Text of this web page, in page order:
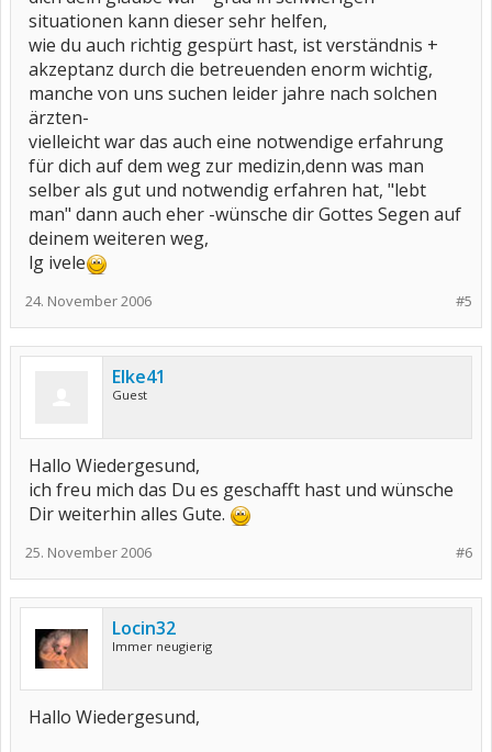
situationen kann dieser sehr helfen,
wie du auch richtig gespürt hast, ist verständnis +
akzeptanz durch die betreuenden enorm wichtig,
manche von uns suchen leider jahre nach solchen
ärzten-
vielleicht war das auch eine notwendige erfahrung
für dich auf dem weg zur medizin,denn was man
selber als gut und notwendig erfahren hat, "lebt
man" dann auch eher -wünsche dir Gottes Segen auf
deinem weiteren weg,
lg ivele
#5
24. November 2006
Elke41
Guest
Hallo Wiedergesund,
ich freu mich das Du es geschafft hast und wünsche
Dir weiterhin alles Gute.
#6
25. November 2006
Locin32
Immer neugierig
Hallo Wiedergesund,